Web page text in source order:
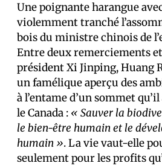
Une poignante harangue
violemment tranché
bois du ministre chinois de
Entre deux remerciements
président Xi Jinping, Huang
un famélique aperçu des
à l’entame d’un sommet
le Canada : « Sauver la
le bien-être humain et le
humain ». La vie vaut-elle
seulement pour les profits